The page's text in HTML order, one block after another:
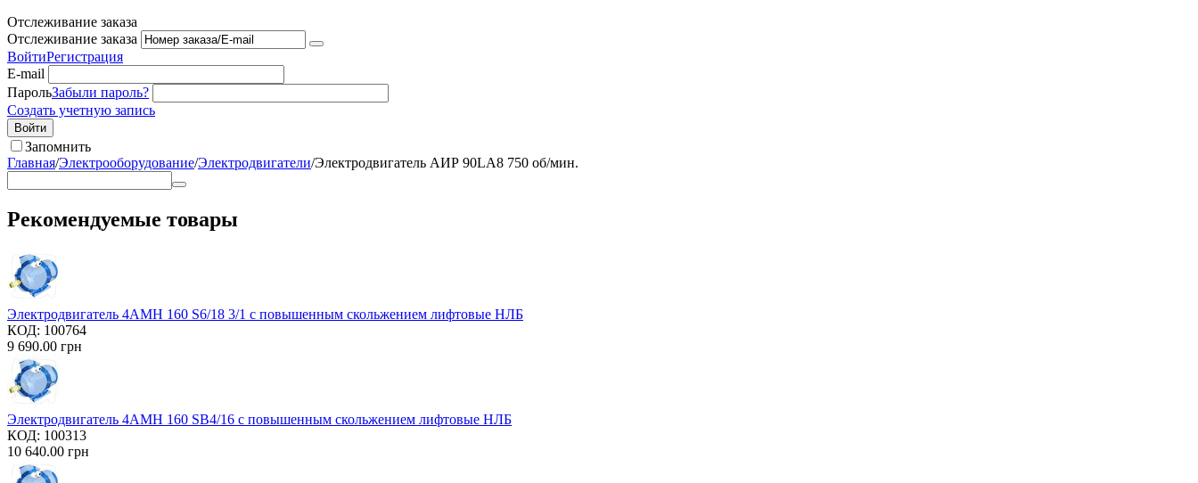
Отслеживание заказа
Отслеживание заказа
ВойтиРегистрация
E-mail
ПарольЗабыли пароль?
Создать учетную запись
Войти
Запомнить
Главная/Электрооборудование/Электродвигатели/Электродвигатель АИР 90LA8 750 об/мин.
Рекомендуемые товары
Электродвигатель 4AMH 160 S6/18 3/1 с повышенным скольжением лифтовые НЛБ
КОД: 100764
9 690.00 грн
Электродвигатель 4AMH 160 SB4/16 с повышенным скольжением лифтовые НЛБ
КОД: 100313
10 640.00 грн